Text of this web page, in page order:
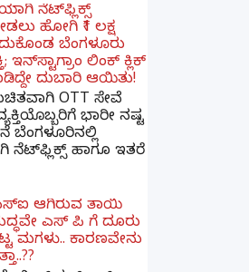
ನೆಟ್‌ಫ್ಲಿಕ್ಸ್
ಹೋಗಿ ₹1 ಲಕ್ಷ
ಬೆಂಗಳೂರು
ಇನ್‌ಸ್ಟಾಗ್ರಾಂ ಲಿಂಕ್ ಕ್ಲಿಕ್
ದುಬಾರಿ ಆಯಿತು!
OTT ಸೇವೆ
ಭಾರೀ ನಷ್ಟ
ಬೆಂಗಳೂರಿನಲ್ಲಿ
ನೆಟ್‌ಫ್ಲಿಕ್ಸ್ ಹಾಗೂ ಇತರೆ
ಆಗಿರುವ ತಾಯಿ
ಎಸ್ ಪಿ ಗೆ ದೂರು
ಮಗಳು.. ಕಾರಣವೇನು